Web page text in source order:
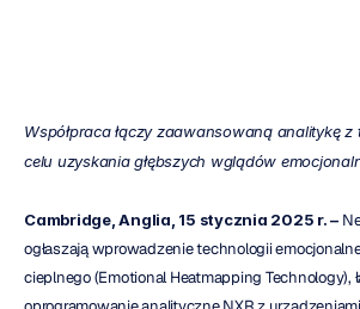
Współpraca łączy zaawansowaną analitykę z
celu uzyskania głębszych wglądów
Cambridge, Anglia, 15 stycznia 2025 r. –
ogłaszają wprowadzenie technologii
cieplnego (Emotional Heatmapping Technology),